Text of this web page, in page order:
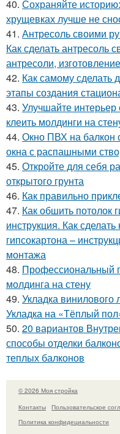
40. Сохраняйте
хрущевках лучше не
41. Антресоль своими
Как сделать антресоль
антресоли,
42. Как самому сделать
этапы создания
43. Улучшайте интерьер
клеить молдинги на
44. Окно ПВХ на балкон
окна с распашными
45. Откройте для себя
открытого грунта
46. Как правильно
47. Как обшить потолок
инструкция. Как
гипсокартона –
монтажа
48. Профессиональный
молдинга на стену
49. Укладка
Укладка на «Тёплый
50. 20 вариантов
способы отделки
теплых балконов
© 2026 Моя стройка
Контакты
Пользовательское
Политика конфидециальности